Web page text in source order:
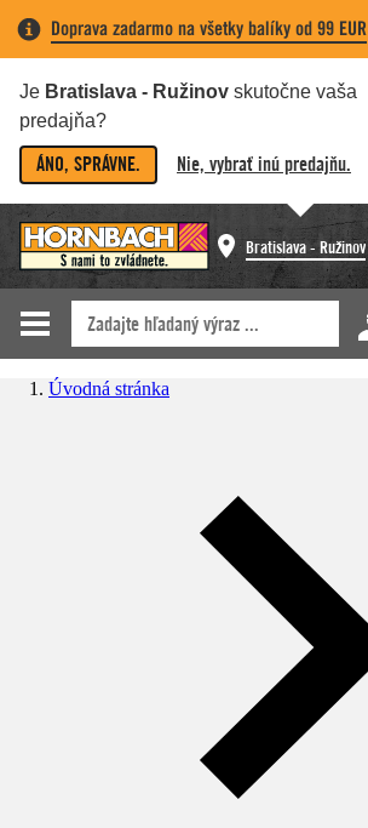
Doprava zadarmo na všetky balíky od 99 EUR
Je Bratislava - Ružinov skutočne vaša
predajňa?
ÁNO, SPRÁVNE. Nie, vybrať inú predajňu.
Bratislava - Ružinov
Úvodná stránka